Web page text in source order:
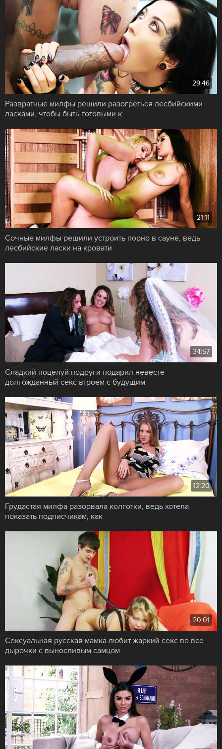
29:46
Развратные милфы решили разогреться лесбийскими
ласками, чтобы быть готовыми к
21:11
Сочные милфы решили устроить порно в сауне, ведь
лесбийские ласки на кровати
34:57
Сладкий поцелуй подруги подарил невесте
долгожданный секс втроем с будущим
12:20
Грудастая милфа разорвала колготки, ведь хотела
показать подписчикам, как
20:01
Сексуальная русская мамка любит жаркий секс во все
дырочки с выносливым самцом